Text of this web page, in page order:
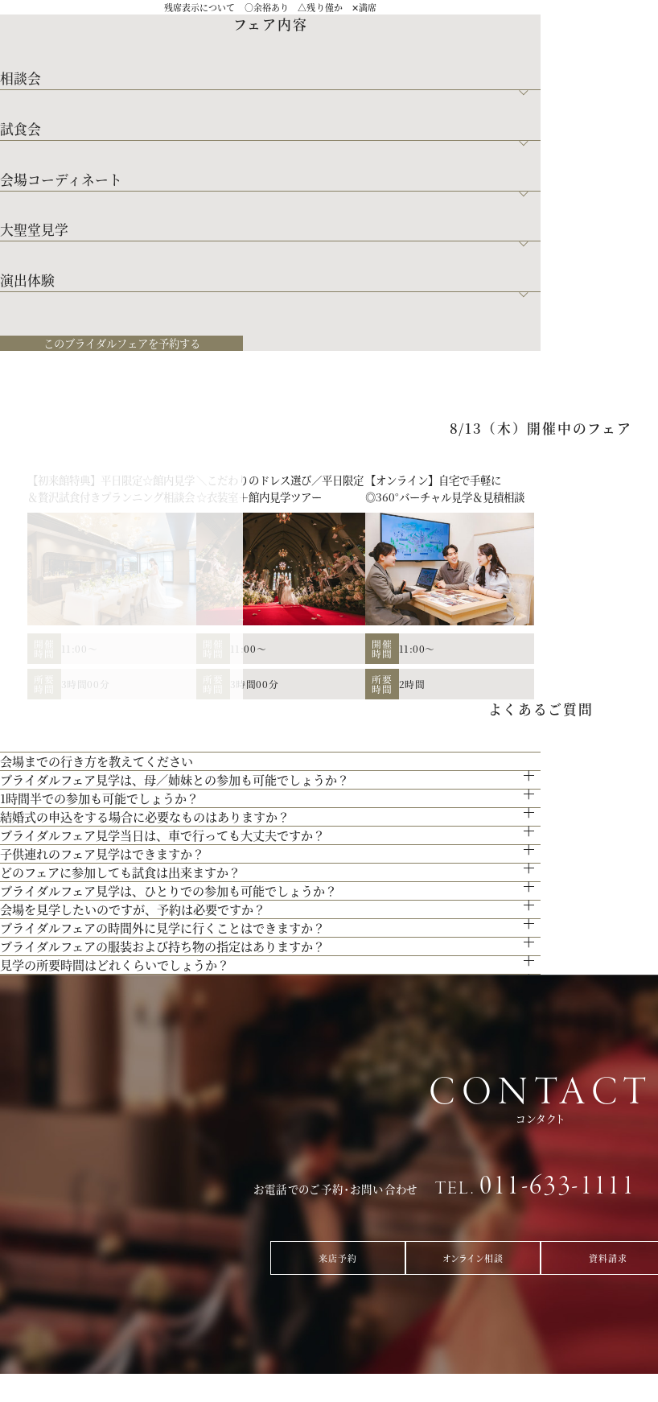
残席表示について ○余裕あり △残り僅か ✕満席
フェア内容
相談会
お二人の希望に合わせた挙式のスタイル（挙式のみ、披露宴、パーティー等）や予算に応じたプランニングをさせていただき
試食会
つ貴田岡シェフの試食をお楽しみください！
会場コーディネート
最新のトレンドコーディネート体験が可能。
個性やテーマに合わせて素敵な空間を作り上げます！ウェディングのテーマやお二人のこだわりを反映させたオリジナルの会
場コーディネートをお楽しみください。
大聖堂見学
200年の歴史ある厳かな雰囲気に包まれる大聖堂で、結婚式の真髄を感じていただける見学ツアー。広大な空間と圧倒的な美
しさを誇る大聖堂で、神聖な儀式が執り行われる特別な場所を、ぜひ実際にご体感ください♪
演出体験
３Dプロジェクションマッピングを始め、先輩カップル絶賛の最先端のウェディング演出の数々をご紹介。ゲストと楽しむ演
出、お姫様のように注目される演出、あなたの理想にあったものをご提案します。
このブライダルフェアを予約する
8/13（木）開催中のフェア
【初来館特典】平日限定☆館内見学
＆贅沢試食付きプランニング相談会
11:00～
3時間00分
＼こだわりのドレス選び／平日限定
☆衣装室＋館内見学ツアー
11:00～
3時間00分
【オンライン】自宅で手軽に
◎360°バーチャル見学＆見積相談
開催
時間 11:00～
所要
時間 2時間
よくあるご質問
会場までの行き方を教えてください
●お車でお越しの方へ JR札幌駅から約15分 地下鉄西28丁目から約3分
●交通機関をご利用の方へ 地下鉄東西線「西28丁目」駅下車 2番出口より徒歩約15分となっております。
ブライダルフェア見学は、母／姉妹との参加も可能でしょうか？
もちろん可能です。親御様やご家族との参加も歓迎しております。
1時間半での参加も可能でしょうか？
通常、会場見学と試食で3時間程となります。時間内で必要なご案内にてご対応させて頂きます。
結婚式の申込をする場合に必要なものはありますか？
お内金と印鑑をお持ちいただいております。都度、プランナーよりご案内させて頂きますのでご安心ください。
ブライダルフェア見学当日は、車で行っても大丈夫ですか？
お車でお越しいただいても大丈夫です。その際は、会場併設の無料駐車場をご利用下さい。
子供連れのフェア見学はできますか？
もちろん可能です。授乳室等もご用意しておりますのでご安心ください。
また、お子様連れでのご来館が不安な場合は、オンライン相談フェアもご検討下さい。
どのフェアに参加しても試食は出来ますか？
「試食」マークのついているフェアにて、シェフ厳選料理の無料試食を行っております。
ブライダルフェア見学は、ひとりでの参加も可能でしょうか？
もちろん可能です。おひとり様でのご見学も歓迎しております。
会場を見学したいのですが、予約は必要ですか？
予約制ではございませんが、予約の方優先でご案内をしております。
事前にご予約頂けますとご希望の日時に見学確実かと存じますので、ブライダルフェアページより予約、またはお電話にてお
問い合わせください。
ブライダルフェアの時間外に見学に行くことはできますか？
ブライダルフェア開催時間帯での参加が難しい場合は、お電話にてお気軽にご相談下さい。
ブライダルフェアの服装および持ち物の指定はありますか？
特に指定はございません。服装は普段着でお気軽にお越しください。
持ち物は、写真が撮れるもの、筆記用具をお持ちいただけるとご検討の際に役立つかと思います。
見学の所要時間はどれくらいでしょうか？
ご試食やお見積もり・日程のご提示を含めて３時間程お時間を頂いております。
お時間に限りがある場合は、短縮も可能ですのでお気軽にお申し付けくださいませ。
CONTACT
コンタクト
お電話でのご予約・お問い合わせ TEL.011-633-1111
来店予約 オンライン相談 資料請求